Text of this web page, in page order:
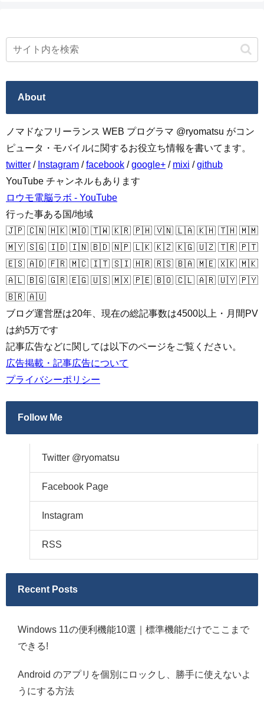
About
ノマドなフリーランス WEB プログラマ @ryomatsu がコン
ピュータ・モバイルに関するお役立ち情報を書いてます。
twitter / Instagram /facebook /google+ / mixi /github
YouTube チャンネルもあります
ロウモ電脳ラボ - YouTube
行った事ある国/地域
🇯🇵 🇨🇳 🇭🇰 🇲🇴 🇹🇼 🇰🇷 🇵🇭 🇻🇳 🇱🇦 🇰🇭 🇹🇭 🇲🇲
🇲🇾 🇸🇬 🇮🇩 🇮🇳 🇧🇩 🇳🇵 🇱🇰 🇰🇿 🇰🇬 🇺🇿 🇹🇷 🇵🇹
🇪🇸 🇦🇩 🇫🇷 🇲🇨 🇮🇹 🇸🇮 🇭🇷 🇷🇸 🇧🇦 🇲🇪 🇽🇰 🇲🇰
🇦🇱 🇧🇬 🇬🇷 🇪🇬 🇺🇸 🇲🇽 🇵🇪 🇧🇴 🇨🇱 🇦🇷 🇺🇾 🇵🇾
🇧🇷 🇦🇺
ブログ運営歴は20年、現在の総記事数は4500以上・月間PV
は約5万です
記事広告などに関しては以下のページをご覧ください。
広告掲載・記事広告について
プライバシーポリシー
Follow Me
Twitter @ryomatsu
Facebook Page
Instagram
RSS
Recent Posts
Windows 11の便利機能10選｜標準機能だけでここまで
できる!
Android のアプリを個別にロックし、勝手に使えないよ
うにする方法